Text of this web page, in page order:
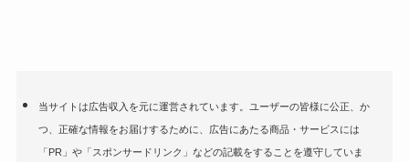
当サイトは広告収入を元に運営されています。ユーザーの皆様に公正、か
つ、正確な情報をお届けするために、広告にあたる商品・サービスには
「PR」や「スポンサードリンク」などの記載をすることを遵守していま